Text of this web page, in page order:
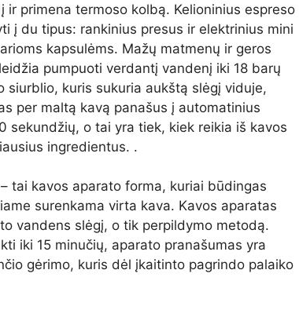
ir primena termoso kolbą. Kelioninius espreso
į du tipus: rankinius presus ir elektrinius mini
kapsulėms. Mažų matmenų ir geros
pumpuoti verdantį vandenį iki 18 barų
siurblio, kuris sukuria aukštą slėgį viduje,
per maltą kavą panašus į automatinius
sekundžių, o tai yra tiek, kiek reikia iš kavos
ingredientus. .
– tai kavos aparato forma, kuriai būdingas
surenkama virta kava. Kavos aparatas
vandens slėgį, o tik perpildymo metodą.
iki 15 minučių, aparato pranašumas yra
gėrimo, kuris dėl įkaitinto pagrindo palaiko